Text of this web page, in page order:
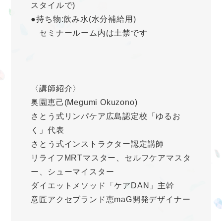
スタイルで)
●持ち物:飲み水(水分補給用)
セミナールーム内は土禁です
〈講師紹介〉
奥園恵己(Megumi Okuzono)
さとう式リンパケア広島認定校「ゆるお
く」代表
さとう式インストラクター認定講師
リライフMRTマスター、セルフケアマスタ
ー、シューマイスター
ダイエットメソッド「ケアDAN」主幹
意匠アクセブランド恵maG開発デザイナー